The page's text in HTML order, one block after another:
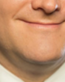
VER
desde